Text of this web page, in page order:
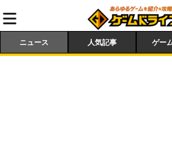
ニュース 人気記事 ゲー